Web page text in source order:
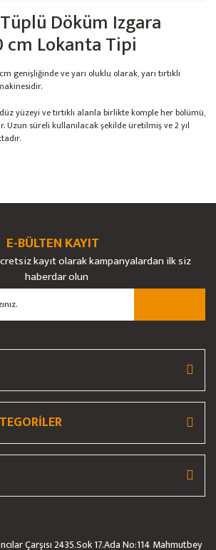
Döküm Izgara
cm Lokanta Tipi
genişliğinde ve yarı oluklu olarak, yarı tırtıklı
yüzeyi ve tırtıklı alanla birlikte komple her bölümü,
süreli kullanılacak şekilde üretilmiş ve 2 yıl
ürüne ilk yorumu siz yapın!
Yorum Yaz
öneri formunu kullanarak tarafımıza
bozuk veya görüntülenemiyor.
eksik bilgiler bulunuyor.
bulunuyor.
daha pahalı.
E-BÜLTEN KAYIT
kayıt olarak kampanyalardan ilk siz
haberdar olun
Çarşısı 2435.Sok 17.Ada No:114 Mahmutbey